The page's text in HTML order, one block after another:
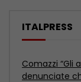
ITALPRESS
Tg News – 6/